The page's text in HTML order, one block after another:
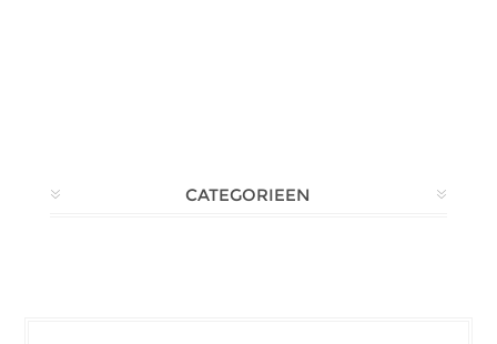
CATEGORIEEN